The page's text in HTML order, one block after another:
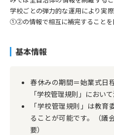
学校ごとの弾力的な運用により実
①②の情報で相互に補完することを
基本情報
春休みの期間＝始業式日
「学校管理規則」におい
「学校管理規則」は教
ることが可能です。（議
要）